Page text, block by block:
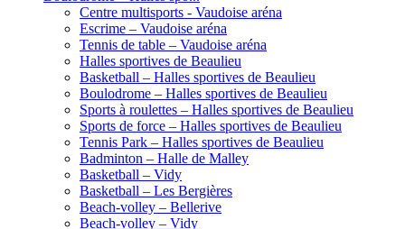
Centre multisports - Vaudoise aréna
Escrime – Vaudoise aréna
Tennis de table – Vaudoise aréna
Halles sportives de Beaulieu
Basketball – Halles sportives de Beaulieu
Boulodrome – Halles sportives de Beaulieu
Sports à roulettes – Halles sportives de Beaulieu
Sports de force – Halles sportives de Beaulieu
Tennis Park – Halles sportives de Beaulieu
Badminton – Halle de Malley
Basketball – Vidy
Basketball – Les Bergières
Beach-volley – Bellerive
Beach-volley – Vidy